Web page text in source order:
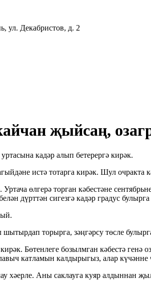
ул. Декабристов, д. 2
җыйсаң,
кадәр алып бетерергә кирәк.
истә тотарга кирәк. Шул очракта
өлгерә торган кәбестәне
дүрттән сигезгә кадәр градус
шытырдап торырга, зәңгәрсу төсле
Бөтенлеге бозылмган кәбестә
катламын калдырыгыз, алар күчәнне
хәерле. Аны саклауга куяр алдыннан